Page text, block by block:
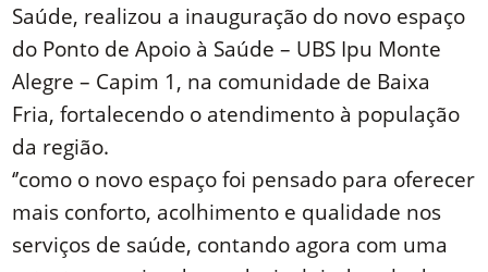
Saúde, realizou a inauguração do novo espaço
do Ponto de Apoio à Saúde – UBS Ipu Monte
Alegre – Capim 1, na comunidade de Baixa
Fria, fortalecendo o atendimento à população
da região.
‘’como o novo espaço foi pensado para oferecer
mais conforto, acolhimento e qualidade nos
serviços de saúde, contando agora com uma